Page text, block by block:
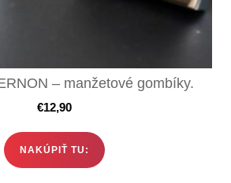
– manžetové gombíky.
€12,90
NAKÚPIŤ TU: